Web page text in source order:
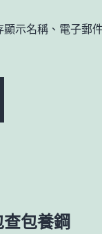
顯示名稱、電子郵
包養鋼